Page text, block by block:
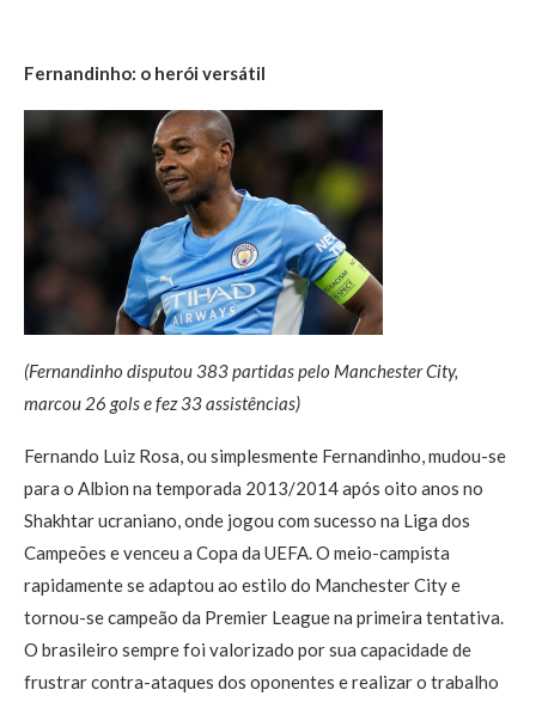
Fernandinho: o herói versátil
(Fernandinho disputou 383 partidas pelo Manchester City,
marcou 26 gols e fez 33 assistências)
Fernando Luiz Rosa, ou simplesmente Fernandinho, mudou-se
para o Albion na temporada 2013/2014 após oito anos no
Shakhtar ucraniano, onde jogou com sucesso na Liga dos
Campeões e venceu a Copa da UEFA. O meio-campista
rapidamente se adaptou ao estilo do Manchester City e
tornou-se campeão da Premier League na primeira tentativa.
O brasileiro sempre foi valorizado por sua capacidade de
frustrar contra-ataques dos oponentes e realizar o trabalho